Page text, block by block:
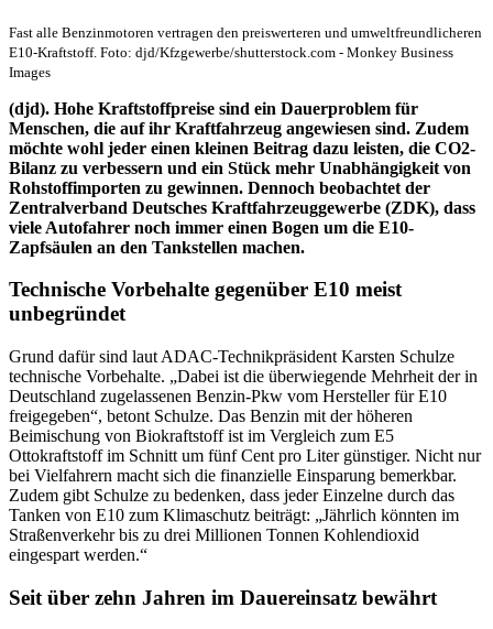
Fast alle Benzinmotoren vertragen den preiswerteren und umweltfreundlicheren
E10-Kraftstoff. Foto: djd/Kfzgewerbe/shutterstock.com - Monkey Business
Images
(djd). Hohe Kraftstoffpreise sind ein Dauerproblem für
Menschen, die auf ihr Kraftfahrzeug angewiesen sind. Zudem
möchte wohl jeder einen kleinen Beitrag dazu leisten, die CO2-
Bilanz zu verbessern und ein Stück mehr Unabhängigkeit von
Rohstoffimporten zu gewinnen. Dennoch beobachtet der
Zentralverband Deutsches Kraftfahrzeuggewerbe (ZDK), dass
viele Autofahrer noch immer einen Bogen um die E10-
Zapfsäulen an den Tankstellen machen.
Technische Vorbehalte gegenüber E10 meist
unbegründet
Grund dafür sind laut ADAC-Technikpräsident Karsten Schulze
technische Vorbehalte. „Dabei ist die überwiegende Mehrheit der in
Deutschland zugelassenen Benzin-Pkw vom Hersteller für E10
freigegeben“, betont Schulze. Das Benzin mit der höheren
Beimischung von Biokraftstoff ist im Vergleich zum E5
Ottokraftstoff im Schnitt um fünf Cent pro Liter günstiger. Nicht nur
bei Vielfahrern macht sich die finanzielle Einsparung bemerkbar.
Zudem gibt Schulze zu bedenken, dass jeder Einzelne durch das
Tanken von E10 zum Klimaschutz beiträgt: „Jährlich könnten im
Straßenverkehr bis zu drei Millionen Tonnen Kohlendioxid
eingespart werden.“
Seit über zehn Jahren im Dauereinsatz bewährt